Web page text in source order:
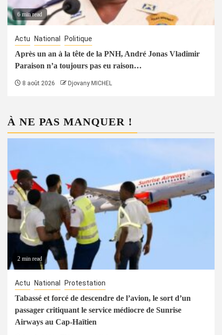
6 min read
Actu National Politique
Après un an à la tête de la PNH, André Jonas Vladimir
Paraison n’a toujours pas eu raison…
8 août 2026 Djovany MICHEL
À NE PAS MANQUER !
2 min read
Actu National Protestation
Tabassé et forcé de descendre de l’avion, le sort d’un
passager critiquant le service médiocre de Sunrise
Airways au Cap-Haïtien